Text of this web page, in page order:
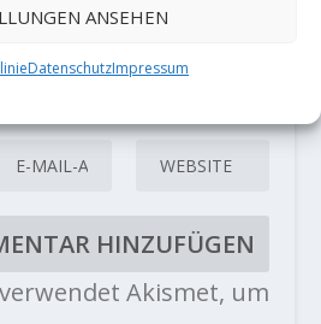
ANSEHEN
DatenschutzImpressum
Akismet, um